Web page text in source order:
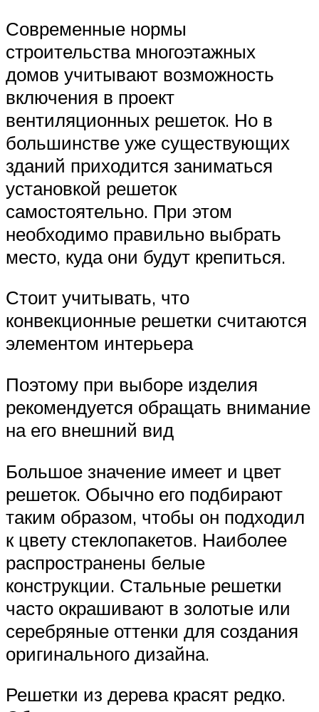
Современные нормы
строительства многоэтажных
домов учитывают возможность
включения в проект
вентиляционных решеток. Но в
большинстве уже существующих
зданий приходится заниматься
установкой решеток
самостоятельно. При этом
необходимо правильно выбрать
место, куда они будут крепиться.
Стоит учитывать, что
конвекционные решетки считаются
элементом интерьера
Поэтому при выборе изделия
рекомендуется обращать внимание
на его внешний вид
Большое значение имеет и цвет
решеток. Обычно его подбирают
таким образом, чтобы он подходил
к цвету стеклопакетов. Наиболее
распространены белые
конструкции. Стальные решетки
часто окрашивают в золотые или
серебряные оттенки для создания
оригинального дизайна.
Решетки из дерева красят редко.